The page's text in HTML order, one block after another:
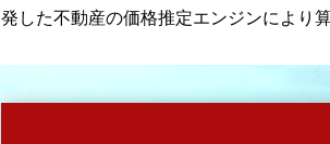
発した不動産の価格推定エンジンにより